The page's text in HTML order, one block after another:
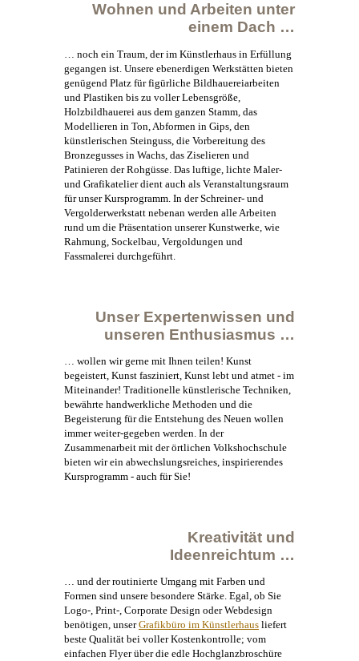
Wohnen und Arbeiten unter
einem Dach …
… noch ein Traum, der im Künstlerhaus in Erfüllung
gegangen ist. Unsere ebenerdigen Werkstätten bieten
genügend Platz für figürliche Bildhauereiarbeiten
und Plastiken bis zu voller Lebensgröße,
Holzbildhauerei aus dem ganzen Stamm, das
Modellieren in Ton, Abformen in Gips, den
künstlerischen Steinguss, die Vorbereitung des
Bronzegusses in Wachs, das Ziselieren und
Patinieren der Rohgüsse. Das luftige, lichte Maler-
und Grafikatelier dient auch als Veranstaltungsraum
für unser Kursprogramm. In der Schreiner- und
Vergolderwerkstatt nebenan werden alle Arbeiten
rund um die Präsentation unserer Kunstwerke, wie
Rahmung, Sockelbau, Vergoldungen und
Fassmalerei durchgeführt.
Unser Expertenwissen und
unseren Enthusiasmus …
… wollen wir gerne mit Ihnen teilen! Kunst
begeistert, Kunst fasziniert, Kunst lebt und atmet - im
Miteinander! Traditionelle künstlerische Techniken,
bewährte handwerkliche Methoden und die
Begeisterung für die Entstehung des Neuen wollen
immer weiter-gegeben werden. In der
Zusammenarbeit mit der örtlichen Volkshochschule
bieten wir ein abwechslungsreiches, inspirierendes
Kursprogramm - auch für Sie!
Kreativität und
Ideenreichtum …
… und der routinierte Umgang mit Farben und
Formen sind unsere besondere Stärke. Egal, ob Sie
Logo-, Print-, Corporate Design oder Webdesign
benötigen, unserGrafikbüro im Künstlerhaus liefert
beste Qualität bei voller Kostenkontrolle; vom
einfachen Flyer über die edle Hochglanzbroschüre